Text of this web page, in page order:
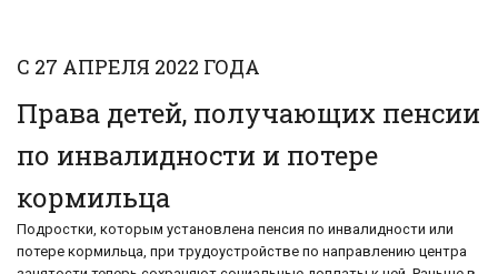
С 27 АПРЕЛЯ 2022 ГОДА
Права детей, получающих пенсии
по инвалидности и потере
кормильца
Подростки, которым установлена пенсия по инвалидности или
потере кормильца, при трудоустройстве по направлению центра